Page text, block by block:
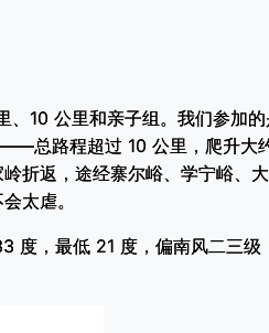
10 公里和亲子组。我们参加的
总路程超过 10 公里，爬升大
折返，途经寨尔峪、学宁峪、
太虐。
，最低 21 度，偏南风二三级